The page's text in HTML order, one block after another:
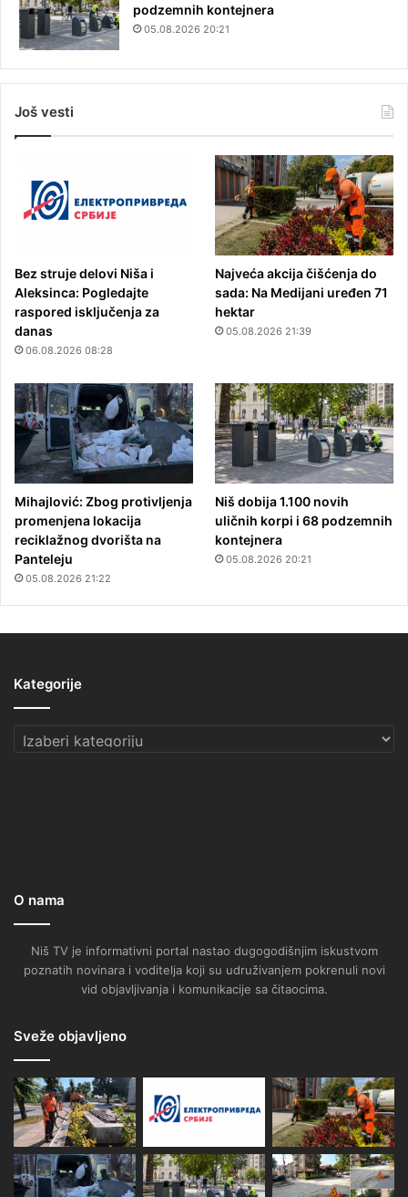
podzemnih kontejnera
05.08.2026 20:21
Još vesti
Bez struje delovi Niša i
Aleksinca: Pogledajte
raspored isključenja za
danas
06.08.2026 08:28
Najveća akcija čišćenja do
sada: Na Medijani uređen 71
hektar
05.08.2026 21:39
Mihajlović: Zbog protivljenja
promenjena lokacija
reciklažnog dvorišta na
Panteleju
05.08.2026 21:22
Niš dobija 1.100 novih
uličnih korpi i 68 podzemnih
kontejnera
05.08.2026 20:21
Kategorije
Kategorije
O nama
Niš TV je informativni portal nastao dugogodišnjim iskustvom
poznatih novinara i voditelja koji su udruživanjem pokrenuli novi
vid objavljivanja i komunikacije sa čitaocima.
Sveže objavljeno